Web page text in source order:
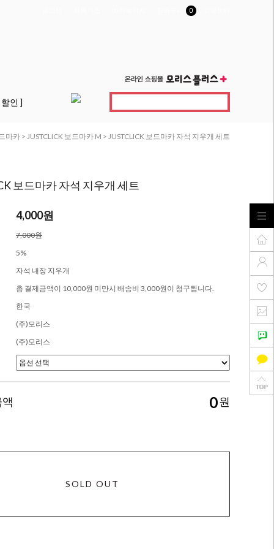
0
인 ]
마카 > JUSTCLICK 보드마카 M > JUSTCLICK 보드마카 자석 지우개 세트
보드마카 자석 지우개 세트
4,000원
7,000원
5%
자석 내장 지우개
총 결제금액이 10,000원 미만시 배송비 3,000원이 청구됩니다.
한국
(주)모리스
(주)모리스
0원
SOLD OUT